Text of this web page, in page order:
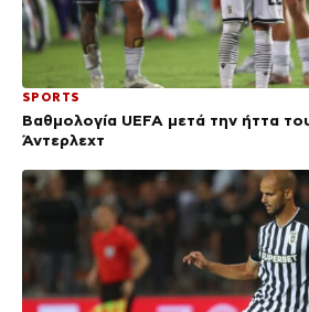
SPORTS
Βαθμολογία UEFA μετά την ήττα
Άντερλεχτ